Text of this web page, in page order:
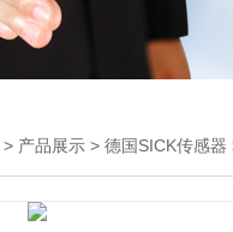
> 产品展示 > 德国SICK传感器